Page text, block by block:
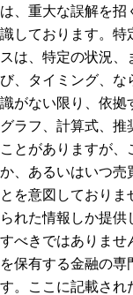
は、重大な誤解を
識しております。特
スは、特定の状況、
び、タイミング、な
識がない限り、依拠
グラフ、計算式、推
ことがありますが、
か、あるいはいつ売
とを意図しており
られた情報しか提
すべきではありませ
を保有する金融の専
す。ここに記載され